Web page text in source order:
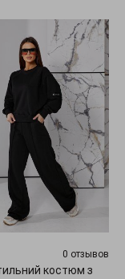
0 отзывов
костюм з